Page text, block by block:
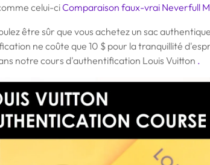
celui-ciComparaison faux-vrai Neverfull
être sûr que vous achetez un sac
ne coûte que 10 $ pour la tranquillité
notre cours d'authentification Louis Vuitton .